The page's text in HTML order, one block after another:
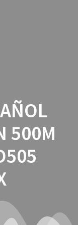
500M